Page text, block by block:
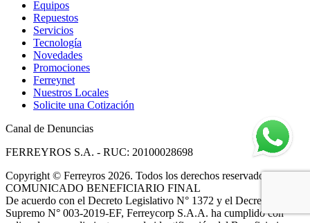
Equipos
Repuestos
Servicios
Tecnología
Novedades
Promociones
Ferreynet
Nuestros Locales
Solicite una Cotización
Canal de Denuncias
FERREYROS S.A. - RUC: 20100028698
Copyright © Ferreyros 2026. Todos los derechos reservados.
COMUNICADO BENEFICIARIO FINAL
De acuerdo con el Decreto Legislativo N° 1372 y el Decreto
Supremo N° 003-2019-EF, Ferreycorp S.A.A. ha cumplido con